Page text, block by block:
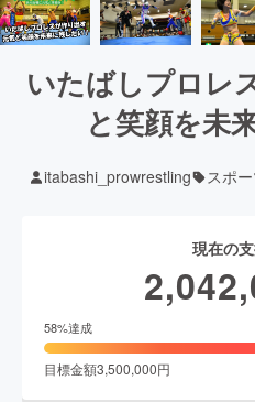
いたばしプロレ
と笑顔を未
itabashi_prowrestling スポ
現在の
58%達成
目標金額3,500,000円